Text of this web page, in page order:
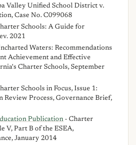
Valley Unified School District v.
Case No. C099068
Schools: A Guide for
2021
Waters: Recommendations
Achievement and Effective
Charter Schools, September
Schools in Focus, Issue 1:
Review Process, Governance Brief,
Publication - Charter
V, Part B of the ESEA,
January 2014